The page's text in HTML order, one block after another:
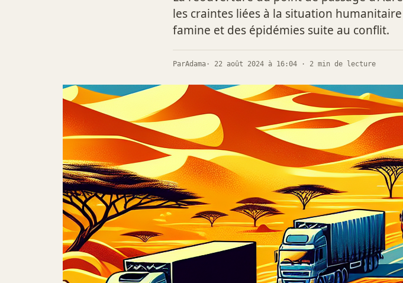
les craintes liées à la situation
famine et des épidémies suite au conflit.
ParAdama · 22 août 2024 à 16:04 · 2 min de lecture